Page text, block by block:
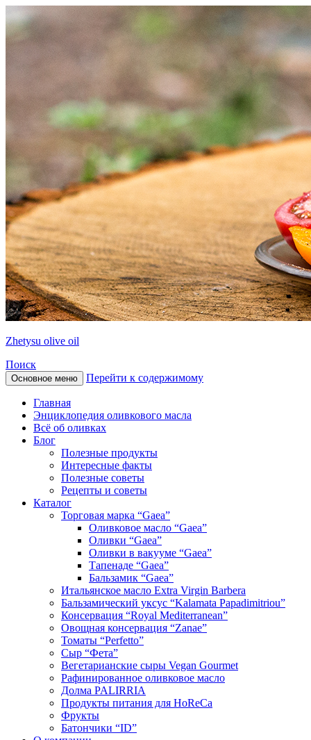
Zhetysu olive oil
Поиск
Основное меню Перейти к содержимому
Главная
Энциклопедия оливкового масла
Всё об оливках
Блог
Полезные продукты
Интересные факты
Полезные советы
Рецепты и советы
Каталог
Торговая марка “Gaea”
Оливковое масло “Gaea”
Оливки “Gaea”
Оливки в вакууме “Gaea”
Тапенаде “Gaea”
Бальзамик “Gaea”
Итальянское масло Extra Virgin Barbera
Бальзамический уксус “Kalamata Papadimitriou”
Консервация “Royal Mediterranean”
Овощная консервация “Zanae”
Томаты “Perfetto”
Сыр “Фета”
Вегетарианские сыры Vegan Gourmet
Рафинированное оливковое масло
Долма PALIRRIA
Продукты питания для HoReCa
Фрукты
Батончики “ID”